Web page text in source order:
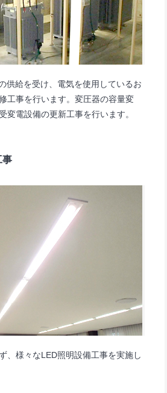
供給を受け、電気を使用しているお
工事を行います。変圧器の容量変
変電設備の更新工事を行います。
事
、様々なLED照明設備工事を実施し